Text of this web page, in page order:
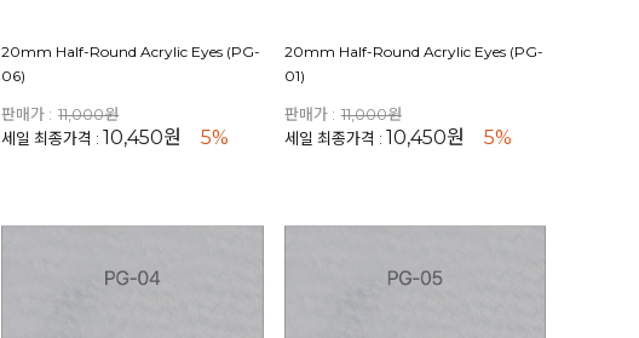
20mm Half-Round Acrylic Eyes (PG-
06)
판매가 : 11,000원
세일 최종가격 : 10,450원 5%
20mm Half-Round Acrylic Eyes (PG-
01)
판매가 : 11,000원
세일 최종가격 : 10,450원 5%